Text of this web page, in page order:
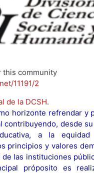
this community
11191/2
de la DCSH.
horizonte refrendar y
contribuyendo, desde
a la
principios y valores
las instituciones
próposito es